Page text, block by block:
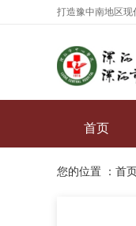
打造豫中南地区
首页
您的位置 ： 首页